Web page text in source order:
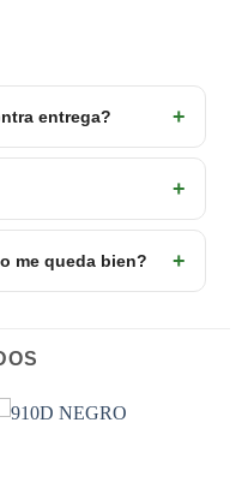
entrega?
me queda bien?